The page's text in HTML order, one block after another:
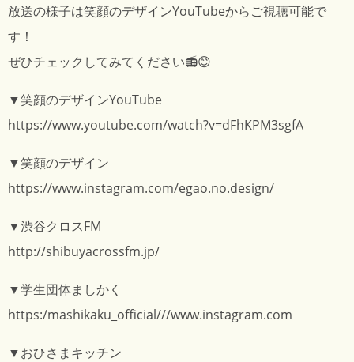
放送の様子は笑顔のデザインYouTubeからご視聴可能で
す！
ぜひチェックしてみてください📻😊
▼笑顔のデザインYouTube
https://www.youtube.com/watch?v=dFhKPM3sgfA
▼笑顔のデザイン
https://www.instagram.com/egao.no.design/
▼渋谷クロスFM
http://shibuyacrossfm.jp/
▼学生団体ましかく
https:/mashikaku_official///www.instagram.com
▼おひさまキッチン